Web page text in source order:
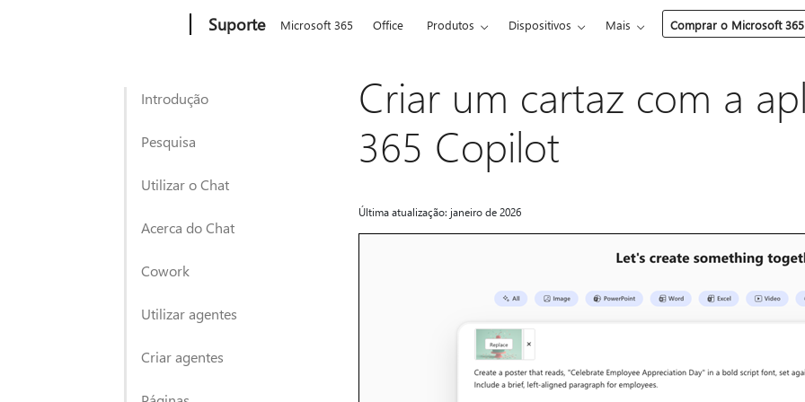
Suporte Microsoft 365 Office Produtos Dispositivos Mais Comprar o Microsoft 365
Introdução
Pesquisa
Utilizar o Chat
Acerca do Chat
Cowork
Utilizar agentes
Criar agentes
Criar um cartaz com a
365 Copilot
Última atualização: janeiro de 2026